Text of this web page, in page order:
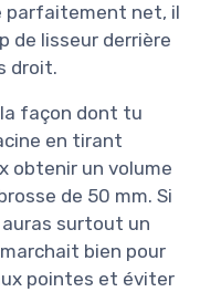
parfaitement net, il
de lisseur derrière
droit.
façon dont tu
en tirant
obtenir un volume
de 50 mm. Si
surtout un
bien pour
pointes et éviter